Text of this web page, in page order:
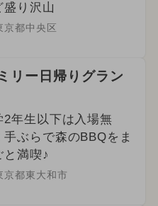
盛り沢山
京都中央区
リー日帰りグラン
2年生以下は入場無
手ぶらで森のBBQをま
と満喫♪
京都東大和市